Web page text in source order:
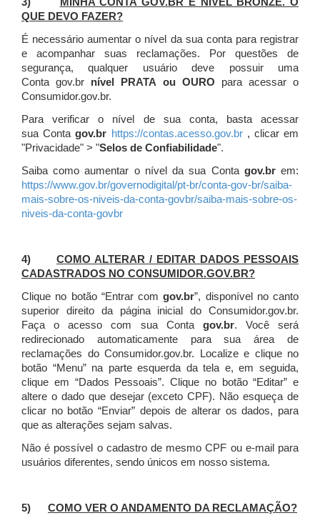
3)
MINHA CONTA GOV.BR É NÍVEL BRONZE. O
QUE DEVO FAZER?
É necessário aumentar o nível da sua conta para registrar
e acompanhar suas reclamações. Por questões de
segurança, qualquer usuário deve possuir uma
Conta gov.br nível PRATA ou OURO para acessar o
Consumidor.gov.br.
Para verificar o nível de sua conta, basta acessar
sua Contagov.br https://contas.acesso.gov.br, clicar em
"Privacidade" > "Selos de Confiabilidade".
Saiba como aumentar o nível da sua Conta gov.brem:
https://www.gov.br/governodigital/pt-br/conta-gov-br/saiba-
mais-sobre-os-niveis-da-conta-govbr/saiba-mais-sobre-os-
niveis-da-conta-govbr
4) COMO ALTERAR / EDITAR DADOS PESSOAIS
CADASTRADOS NO CONSUMIDOR.GOV.BR?
Clique no botão “Entrar comgov.br”, disponível no canto
superior direito da página inicial do Consumidor.gov.br.
Faça o acesso com sua Conta gov.br. Você será
redirecionado automaticamente para sua área de
reclamações do Consumidor.gov.br.
Localize e clique no
botão “Menu” na parte esquerda da tela e, em seguida,
clique em “Dados Pessoais”. Clique no botão “Editar” e
altere o dado que desejar (exceto CPF). Não esqueça de
clicar no botão “Enviar” depois de alterar os dados, para
que as alterações sejam salvas.
Não é possível o cadastro de mesmo CPF ou e-mail para
usuários diferentes, sendo únicos em nosso sistema.
5) COMO VER O ANDAMENTO DA RECLAMAÇÃO?